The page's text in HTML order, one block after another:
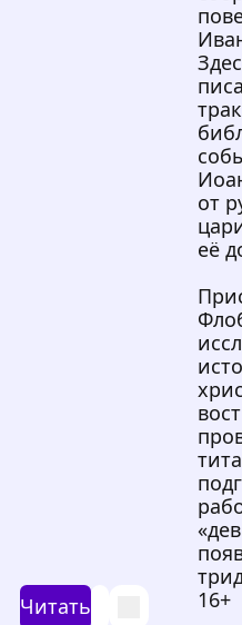
Читать
от
её
16+